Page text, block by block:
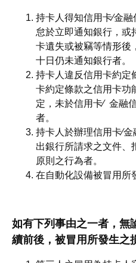
持卡人得知信用卡∕金
怠於立即通知銀行，或
卡遺失或被竊等情形後
十日仍未通知銀行者。
持卡人違反信用卡約定
卡約定條款之信用卡功
定，未於信用卡∕ 金融
者。
持卡人於辦理信用卡∕
出銀行所請求之文件、
原則之行為者。
在自動化設備被冒用所
如有下列事由之一者，無
續前後，被冒用所發生之